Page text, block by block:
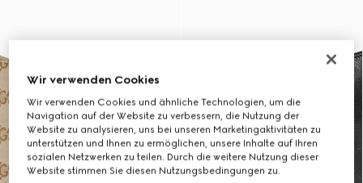
Wir verwenden Cookies
Wir verwenden Cookies und ähnliche Technologien, um die
Navigation auf der Website zu verbessern, die Nutzung der
Website zu analysieren, uns bei unseren Marketingaktivitäten zu
unterstützen und Ihnen zu ermöglichen, unsere Inhalte auf Ihren
sozialen Netzwerken zu teilen. Durch die weitere Nutzung dieser
Website stimmen Sie diesen Nutzungsbedingungen zu.